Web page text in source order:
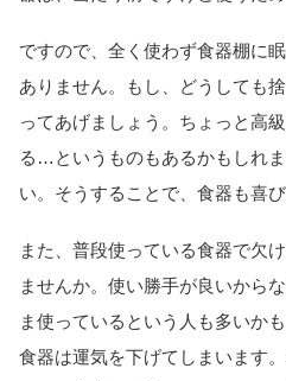
ですので、全く使わず食器棚に
ありません。もし、どうしても
ってあげましょう。ちょっと高
る…というものもあるかもしれ
い。そうすることで、食器も喜び
また、普段使っている食器で欠
ませんか。使い勝手が良いから
ま使っているという人も多いか
食器は運気を下げてしまいます